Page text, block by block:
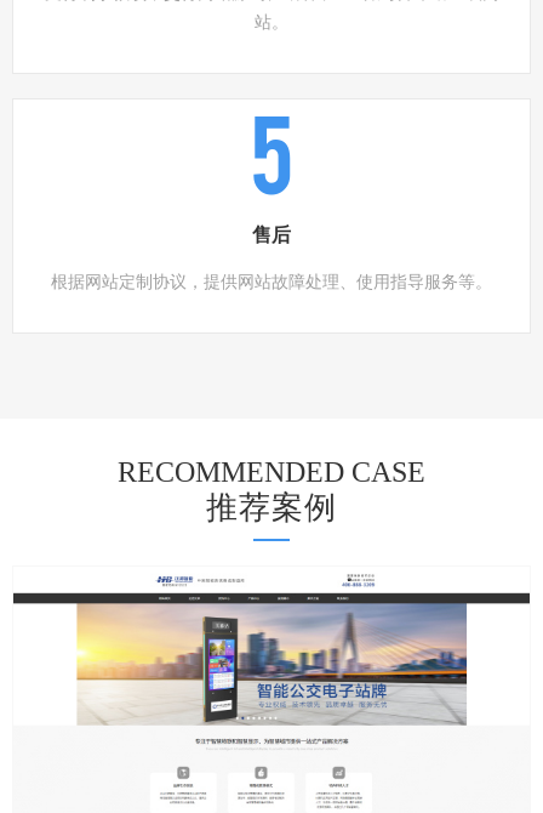
站。
5
售后
根据网站定制协议，提供网站故障处理、使用指导服务等。
RECOMMENDED CASE
推荐案例